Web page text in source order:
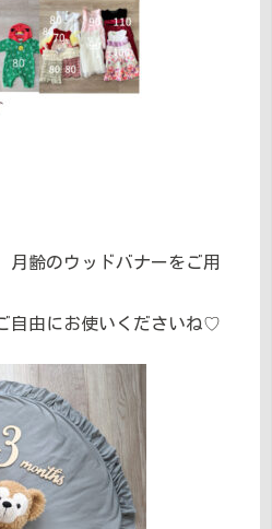
月齢のウッドバナーをご用
自由にお使いくださいね♡